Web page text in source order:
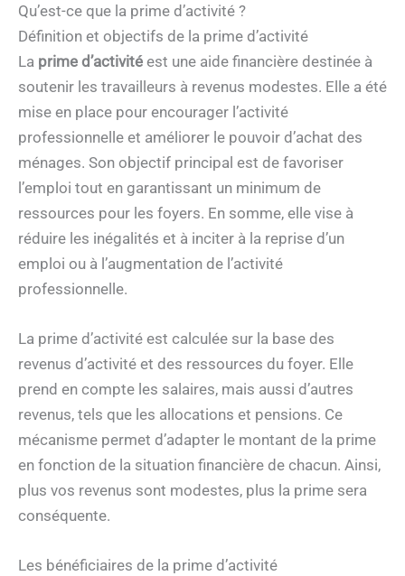
Qu’est-ce que la prime d’activité ?
Définition et objectifs de la prime d’activité
La prime d’activité est une aide financière destinée à
soutenir les travailleurs à revenus modestes. Elle a été
mise en place pour encourager l’activité
professionnelle et améliorer le pouvoir d’achat des
ménages. Son objectif principal est de favoriser
l’emploi tout en garantissant un minimum de
ressources pour les foyers. En somme, elle vise à
réduire les inégalités et à inciter à la reprise d’un
emploi ou à l’augmentation de l’activité
professionnelle.
La prime d’activité est calculée sur la base des
revenus d’activité et des ressources du foyer. Elle
prend en compte les salaires, mais aussi d’autres
revenus, tels que les allocations et pensions. Ce
mécanisme permet d’adapter le montant de la prime
en fonction de la situation financière de chacun. Ainsi,
plus vos revenus sont modestes, plus la prime sera
conséquente.
Les bénéficiaires de la prime d’activité